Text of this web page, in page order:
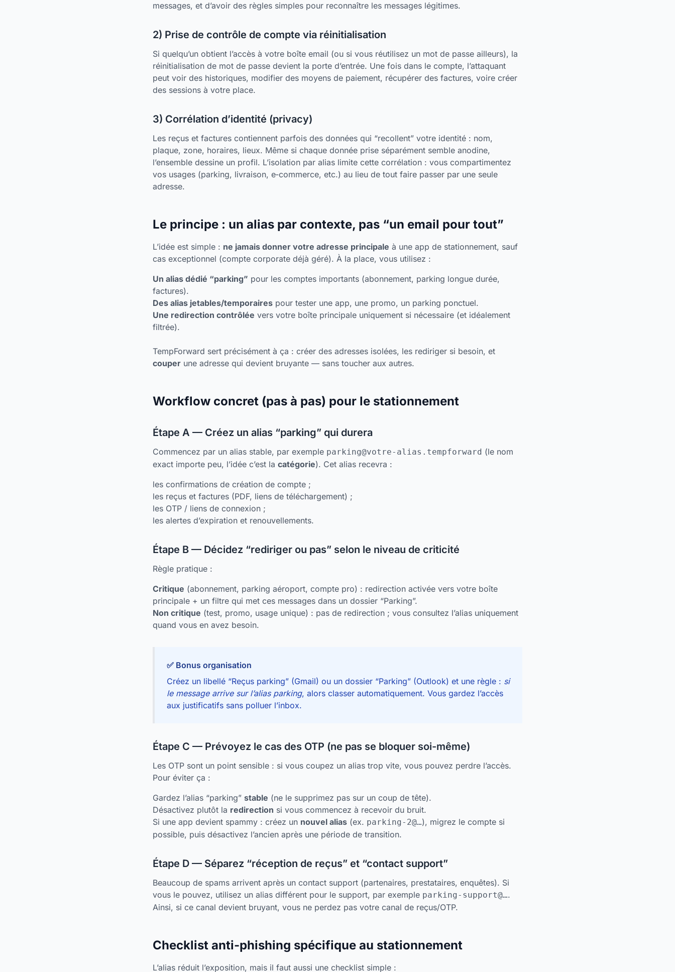
messages, et d’avoir des règles simples pour reconnaître les messages légitimes.
2) Prise de contrôle de compte via réinitialisation
Si quelqu’un obtient l’accès à votre boîte email (ou si vous réutilisez un mot de passe ailleurs), la
réinitialisation de mot de passe devient la porte d’entrée. Une fois dans le compte, l’attaquant
peut voir des historiques, modifier des moyens de paiement, récupérer des factures, voire créer
des sessions à votre place.
3) Corrélation d’identité (privacy)
Les reçus et factures contiennent parfois des données qui “recollent” votre identité : nom,
plaque, zone, horaires, lieux. Même si chaque donnée prise séparément semble anodine,
l’ensemble dessine un profil. L’isolation par alias limite cette corrélation : vous compartimentez
vos usages (parking, livraison, e‑commerce, etc.) au lieu de tout faire passer par une seule
adresse.
Le principe : un alias par contexte, pas “un email pour tout”
L’idée est simple : ne jamais donner votre adresse principale à une app de stationnement, sauf
cas exceptionnel (compte corporate déjà géré). À la place, vous utilisez :
Un alias dédié “parking” pour les comptes importants (abonnement, parking longue durée,
factures).
Des alias jetables/temporaires pour tester une app, une promo, un parking ponctuel.
Une redirection contrôlée vers votre boîte principale uniquement si nécessaire (et idéalement
filtrée).
TempForward sert précisément à ça : créer des adresses isolées, les rediriger si besoin, et
couper une adresse qui devient bruyante — sans toucher aux autres.
Workflow concret (pas à pas) pour le stationnement
Étape A — Créez un alias “parking” qui durera
Commencez par un alias stable, par exemple parking@votre-alias.tempforward (le nom
exact importe peu, l’idée c’est la catégorie). Cet alias recevra :
les confirmations de création de compte ;
les reçus et factures (PDF, liens de téléchargement) ;
les OTP / liens de connexion ;
les alertes d’expiration et renouvellements.
Étape B — Décidez “rediriger ou pas” selon le niveau de criticité
Règle pratique :
Critique (abonnement, parking aéroport, compte pro) : redirection activée vers votre boîte
principale + un filtre qui met ces messages dans un dossier “Parking”.
Non critique (test, promo, usage unique) : pas de redirection ; vous consultez l’alias uniquement
quand vous en avez besoin.
✅ Bonus organisation
Créez un libellé “Reçus parking” (Gmail) ou un dossier “Parking” (Outlook) et une règle : si
le message arrive sur l’alias parking, alors classer automatiquement. Vous gardez l’accès
aux justificatifs sans polluer l’inbox.
Étape C — Prévoyez le cas des OTP (ne pas se bloquer soi-même)
Les OTP sont un point sensible : si vous coupez un alias trop vite, vous pouvez perdre l’accès.
Pour éviter ça :
Gardez l’alias “parking” stable (ne le supprimez pas sur un coup de tête).
Désactivez plutôt la redirection si vous commencez à recevoir du bruit.
Si une app devient spammy : créez un nouvel alias (ex. parking-2@…), migrez le compte si
possible, puis désactivez l’ancien après une période de transition.
Étape D — Séparez “réception de reçus” et “contact support”
Beaucoup de spams arrivent après un contact support (partenaires, prestataires, enquêtes). Si
vous le pouvez, utilisez un alias différent pour le support, par exemple parking-support@….
Ainsi, si ce canal devient bruyant, vous ne perdez pas votre canal de reçus/OTP.
Checklist anti-phishing spécifique au stationnement
L’alias réduit l’exposition, mais il faut aussi une checklist simple :